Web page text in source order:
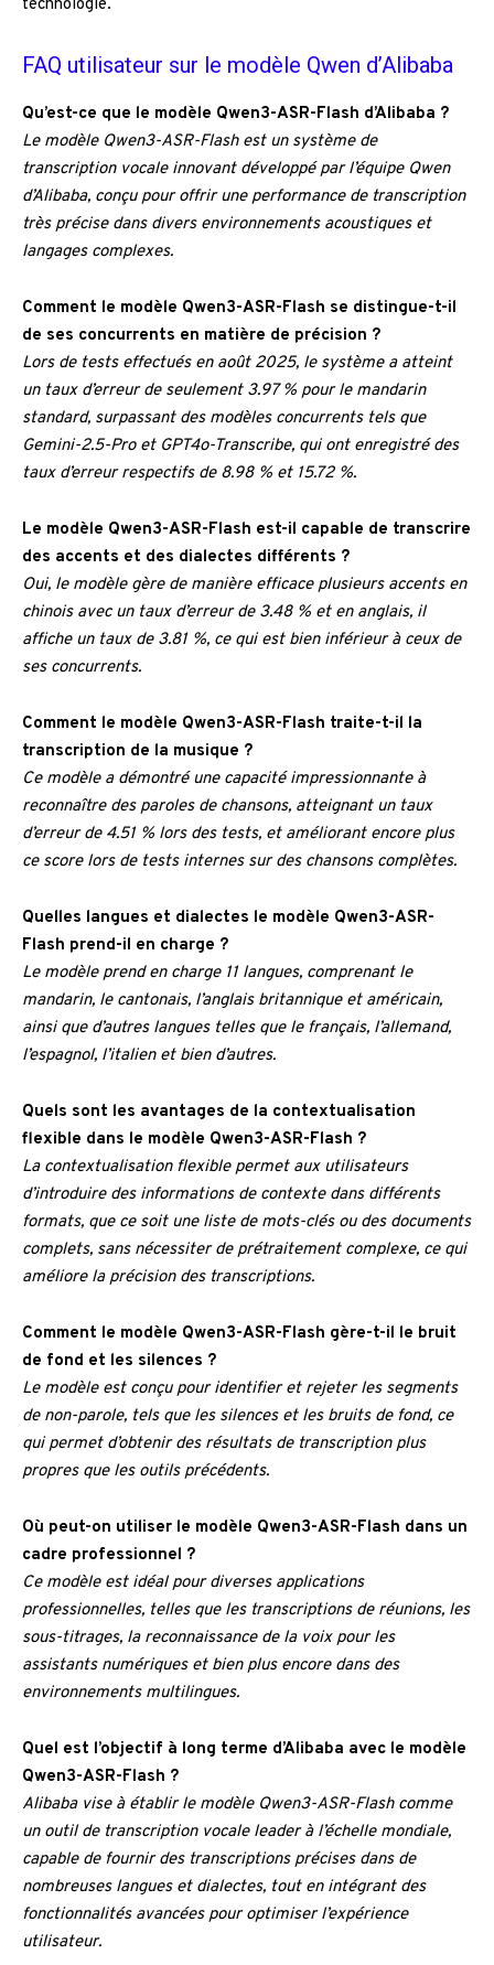
technologie.
FAQ utilisateur sur le modèle Qwen d’Alibaba
Qu’est-ce que le modèle Qwen3-ASR-Flash d’Alibaba ?
Le modèle Qwen3-ASR-Flash est un système de
transcription vocale innovant développé par l’équipe Qwen
d’Alibaba, conçu pour offrir une performance de transcription
très précise dans divers environnements acoustiques et
langages complexes.
Comment le modèle Qwen3-ASR-Flash se distingue-t-il
de ses concurrents en matière de précision ?
Lors de tests effectués en août 2025, le système a atteint
un taux d’erreur de seulement 3.97 % pour le mandarin
standard, surpassant des modèles concurrents tels que
Gemini-2.5-Pro et GPT4o-Transcribe, qui ont enregistré des
taux d’erreur respectifs de 8.98 % et 15.72 %.
Le modèle Qwen3-ASR-Flash est-il capable de transcrire
des accents et des dialectes différents ?
Oui, le modèle gère de manière efficace plusieurs accents en
chinois avec un taux d’erreur de 3.48 % et en anglais, il
affiche un taux de 3.81 %, ce qui est bien inférieur à ceux de
ses concurrents.
Comment le modèle Qwen3-ASR-Flash traite-t-il la
transcription de la musique ?
Ce modèle a démontré une capacité impressionnante à
reconnaître des paroles de chansons, atteignant un taux
d’erreur de 4.51 % lors des tests, et améliorant encore plus
ce score lors de tests internes sur des chansons complètes.
Quelles langues et dialectes le modèle Qwen3-ASR-
Flash prend-il en charge ?
Le modèle prend en charge 11 langues, comprenant le
mandarin, le cantonais, l’anglais britannique et américain,
ainsi que d’autres langues telles que le français, l’allemand,
l’espagnol, l’italien et bien d’autres.
Quels sont les avantages de la contextualisation
flexible dans le modèle Qwen3-ASR-Flash ?
La contextualisation flexible permet aux utilisateurs
d’introduire des informations de contexte dans différents
formats, que ce soit une liste de mots-clés ou des documents
complets, sans nécessiter de prétraitement complexe, ce qui
améliore la précision des transcriptions.
Comment le modèle Qwen3-ASR-Flash gère-t-il le bruit
de fond et les silences ?
Le modèle est conçu pour identifier et rejeter les segments
de non-parole, tels que les silences et les bruits de fond, ce
qui permet d’obtenir des résultats de transcription plus
propres que les outils précédents.
Où peut-on utiliser le modèle Qwen3-ASR-Flash dans un
cadre professionnel ?
Ce modèle est idéal pour diverses applications
professionnelles, telles que les transcriptions de réunions, les
sous-titrages, la reconnaissance de la voix pour les
assistants numériques et bien plus encore dans des
environnements multilingues.
Quel est l’objectif à long terme d’Alibaba avec le modèle
Qwen3-ASR-Flash ?
Alibaba vise à établir le modèle Qwen3-ASR-Flash comme
un outil de transcription vocale leader à l’échelle mondiale,
capable de fournir des transcriptions précises dans de
nombreuses langues et dialectes, tout en intégrant des
fonctionnalités avancées pour optimiser l’expérience
utilisateur.